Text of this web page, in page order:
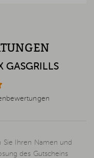
GASGRILLS
Sie Ihren Namen und
des Gutscheins